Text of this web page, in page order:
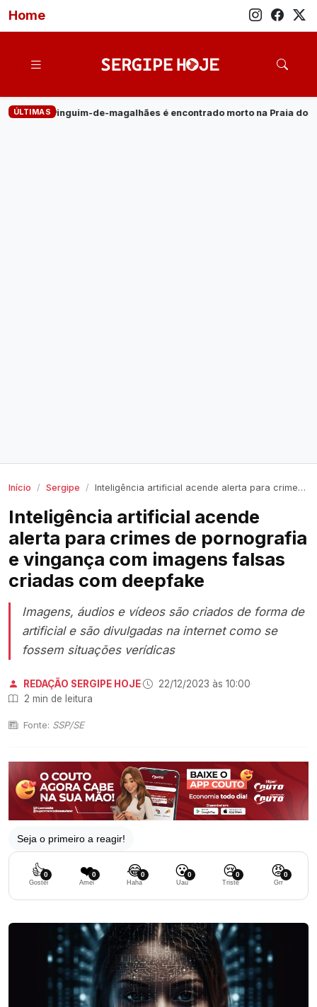
Home
ÚLTIMAS
é encontrado morto na Praia do Saco · Empresa de
Início Sergipe Inteligência artificial acende alerta para crimes de pornografia e vingança com imagens falsas criadas com deepfake
Inteligência artificial acende
alerta para crimes de pornografia
e vingança com imagens falsas
criadas com deepfake
Imagens, áudios e vídeos são criados de forma de
artificial e são divulgadas na internet como se
fossem situações verídicas
REDAÇÃO SERGIPE HOJE· 22/12/2023 às 10:00·
2 min de leitura
Fonte: SSP/SE
Seja o primeiro a reagir!
👍0
Gostei
❤️0
Amei
😂0
Haha
😮0
Uau
😢0
Triste
😡0
Grr